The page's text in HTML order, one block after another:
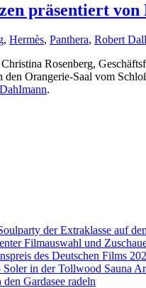
präsentiert von
, Hermès, Panthera, Robert
Rosenberg,
Orangerie-Saal vom
.
der Extraklasse auf
Filmauswahl und
des Deutschen Films
in der Tollwood Sauna
Gardasee radeln